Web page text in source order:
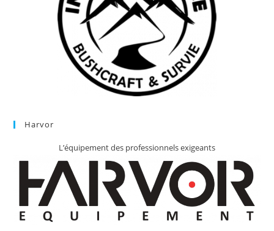
Harvor
L’équipement des professionnels exigeants